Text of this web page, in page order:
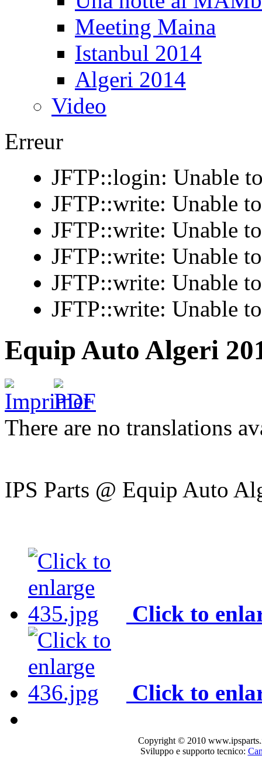
Meeting Maina
Istanbul 2014
Algeri 2014
Video
Erreur
JFTP::login: Unable
JFTP::write: Unable
JFTP::write: Unable
JFTP::write: Unable
JFTP::write: Unable
JFTP::write: Unable
Equip Auto Algeri
There are no translations
IPS Parts @ Equip Auto
Click to
Click to
Copyright © 2010
Sviluppo e supporto tecnico: